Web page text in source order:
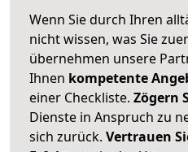
Wenn Sie durch Ihren
nicht wissen, was Sie
übernehmen unsere
Ihnen kompetente
einer Checkliste. Zögern
Dienste in Anspruch zu
sich zurück. Vertrauen